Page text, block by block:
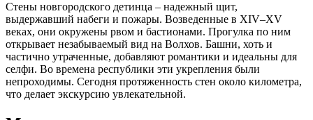
Стены новгородского детинца – надежный щит,
выдержавший набеги и пожары. Возведенные в XIV–XV
веках, они окружены рвом и бастионами. Прогулка по ним
открывает незабываемый вид на Волхов. Башни, хоть и
частично утраченные, добавляют романтики и идеальны для
селфи. Во времена республики эти укрепления были
непроходимы. Сегодня протяженность стен около километра,
что делает экскурсию увлекательной.